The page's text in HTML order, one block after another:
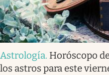
Astrología. Horóscopo
los astros para este